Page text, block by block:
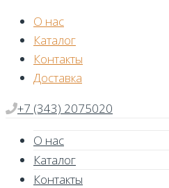
Skip
content
О нас
Каталог
Контакты
Доставка
+7 (343) 2075020
О нас
Каталог
Контакты